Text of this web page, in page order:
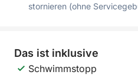
stornieren (ohne
Das ist inklusive
Schwimmstopp